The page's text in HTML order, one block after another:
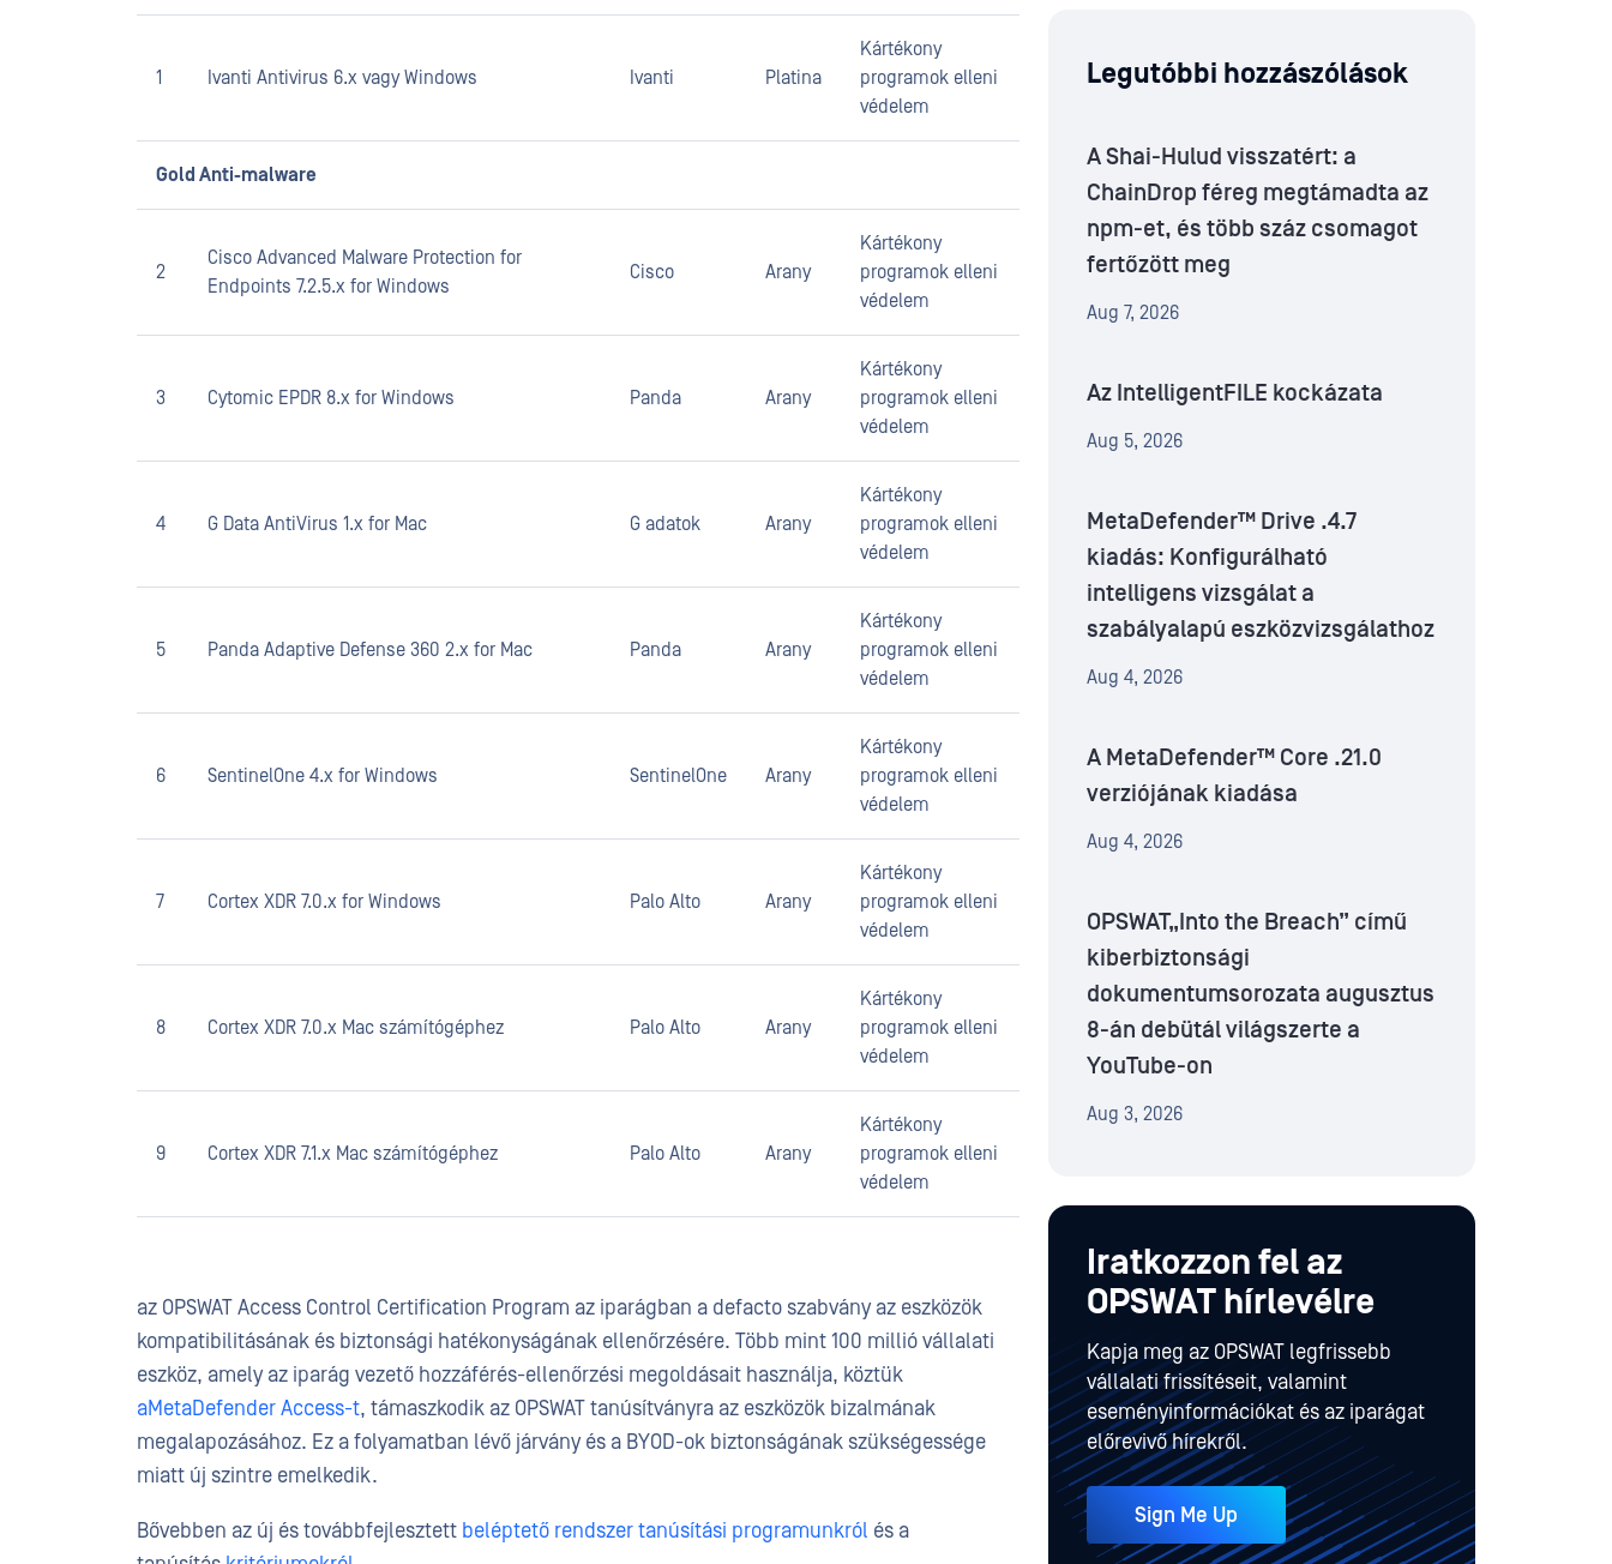
1 Ivanti Antivirus 6.x vagy Windows Ivanti Platina
Kártékony
programok elleni
védelem
Gold Anti-malware
2
Cisco Advanced Malware Protection for
Endpoints 7.2.5.x for Windows
Cisco Arany
Kártékony
programok elleni
védelem
3 Cytomic EPDR 8.x for Windows Panda Arany
Kártékony
programok elleni
védelem
4 G Data AntiVirus 1.x for Mac G adatok Arany
Kártékony
programok elleni
védelem
5 Panda Adaptive Defense 360 2.x for Mac Panda Arany
Kártékony
programok elleni
védelem
6 SentinelOne 4.x for Windows SentinelOne Arany
Kártékony
programok elleni
védelem
7 Cortex XDR 7.0.x for Windows Palo Alto Arany
Kártékony
programok elleni
védelem
8 Cortex XDR 7.0.x Mac számítógéphez Palo Alto Arany
Kártékony
programok elleni
védelem
9 Cortex XDR 7.1.x Mac számítógéphez Palo Alto Arany
Kártékony
programok elleni
védelem
az OPSWAT Access Control Certification Program az iparágban a defacto szabvány az eszközök
kompatibilitásának és biztonsági hatékonyságának ellenőrzésére. Több mint 100 millió vállalati
eszköz, amely az iparág vezető hozzáférés-ellenőrzési megoldásait használja, köztük
aMetaDefender Access-t, támaszkodik az OPSWAT tanúsítványra az eszközök bizalmának
megalapozásához. Ez a folyamatban lévő járvány és a BYOD-ok biztonságának szükségessége
miatt új szintre emelkedik.
Bővebben az új és továbbfejlesztett beléptető rendszer tanúsítási programunkról és a
Legutóbbi hozzászólások
A Shai-Hulud visszatért: a
ChainDrop féreg megtámadta az
npm-et, és több száz csomagot
fertőzött meg
Aug 7, 2026
Az IntelligentFILE kockázata
Aug 5, 2026
MetaDefender™ Drive .4.7
kiadás: Konfigurálható
intelligens vizsgálat a
szabályalapú eszközvizsgálathoz
Aug 4, 2026
A MetaDefender™ Core .21.0
verziójának kiadása
Aug 4, 2026
OPSWAT„Into the Breach” című
kiberbiztonsági
dokumentumsorozata augusztus
8-án debütál világszerte a
YouTube-on
Aug 3, 2026
Iratkozzon fel az
OPSWAT hírlevélre
Kapja meg az OPSWAT legfrissebb
vállalati frissítéseit, valamint
eseményinformációkat és az iparágat
előrevivő hírekről.
Sign Me Up